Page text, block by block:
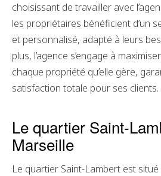
choisissant de travailler avec
les propriétaires bénéficient d’un
et personnalisé, adapté à leurs
plus, l’agence s’engage à
chaque propriété qu’elle gère,
satisfaction totale pour ses clients.
Le quartier Saint-
Marseille
Le quartier Saint-Lambert est